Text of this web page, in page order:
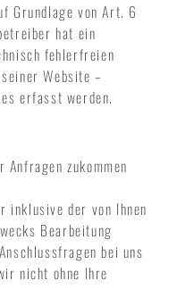
Grundlage von Art. 6
hat ein
fehlerfreien
Website –
erfasst werden.
zukommen
inklusive der von Ihnen
Bearbeitung
bei uns
nicht ohne Ihre